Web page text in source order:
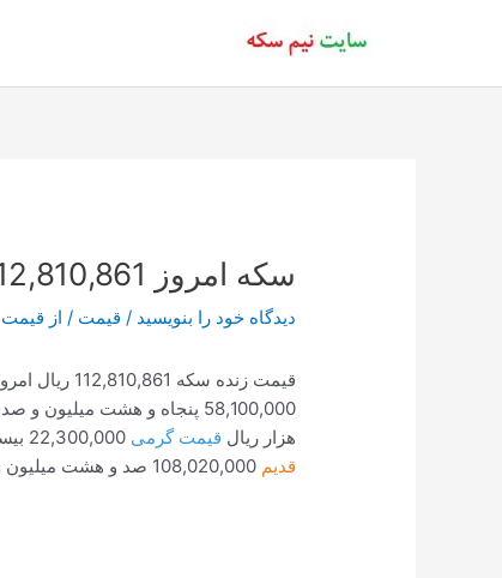
سکه امروز 112,810,861 ساعت 18:31
دیدگاه‌ خود را بنویسید / قیمت / از قیمت
قیمت زنده سکه 112,810,861 ریال امروز نوزده مرداد هزار و چهارصد ساعت 18:31:16
58,100,000 پنجاه و هشت میلیون و صد هزار ریال
هزار ریال قیمت گرمی22,300,000 بیست و دو میلیون و سیصد هزار ریال
قدیم108,020,000 صد و هشت میلیون و بیست هزار ریال